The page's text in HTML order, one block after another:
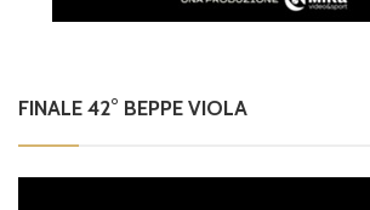
FINALE 42° BEPPE VIOLA